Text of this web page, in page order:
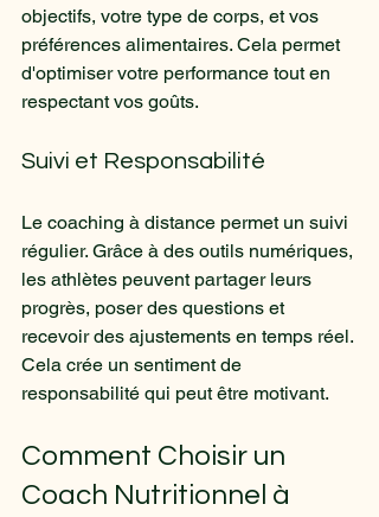
objectifs, votre type de corps, et vos
préférences alimentaires. Cela permet
d'optimiser votre performance tout en
respectant vos goûts.
Suivi et Responsabilité
Le coaching à distance permet un suivi
régulier. Grâce à des outils numériques,
les athlètes peuvent partager leurs
progrès, poser des questions et
recevoir des ajustements en temps réel.
Cela crée un sentiment de
responsabilité qui peut être motivant.
Comment Choisir un
Coach Nutritionnel à